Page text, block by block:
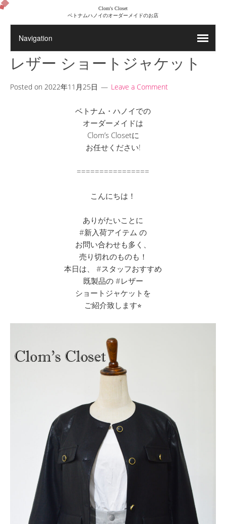
Clom's Closet
ベトナムハノイのオーダーメイドのお店
レザー ショートジャケット
Posted on 2022年11月25日 Leave a Comment
ベトナム・ハノイでの
オーダーメイドは
Clom’s Closetに
お任せください!
================
こんにちは！
ありがたいことに
#新入荷アイテム の
お問い合わせも多く、
売り切れのものも！
本日は、 #スタッフおすすめ
既製品の #レザー
ショートジャケットを
ご紹介致します⭐︎